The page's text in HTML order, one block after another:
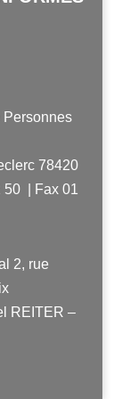
Personnes
78420
50 | Fax 01
2, rue
REITER –